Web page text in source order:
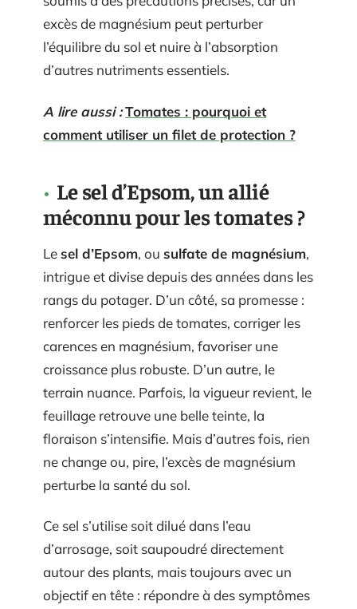
excès de magnésium peut perturber
l’équilibre du sol et nuire à l’absorption
d’autres nutriments essentiels.
A lire aussi :Tomates : pourquoi et
comment utiliser un filet de protection ?
Le sel d’Epsom, un allié
méconnu pour les tomates ?
Lesel d’Epsom, ou sulfate de magnésium,
intrigue et divise depuis des années dans les
rangs du potager. D’un côté, sa promesse :
renforcer les pieds de tomates, corriger les
carences en magnésium, favoriser une
croissance plus robuste. D’un autre, le
terrain nuance. Parfois, la vigueur revient, le
feuillage retrouve une belle teinte, la
floraison s’intensifie. Mais d’autres fois, rien
ne change ou, pire, l’excès de magnésium
perturbe la santé du sol.
Ce sel s’utilise soit dilué dans l’eau
d’arrosage, soit saupoudré directement
autour des plants, mais toujours avec un
objectif en tête : répondre à des symptômes